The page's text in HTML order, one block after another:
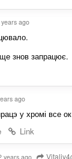
ν
:
ago
знов запрацює.
ago
у хромі все
Link
years ago